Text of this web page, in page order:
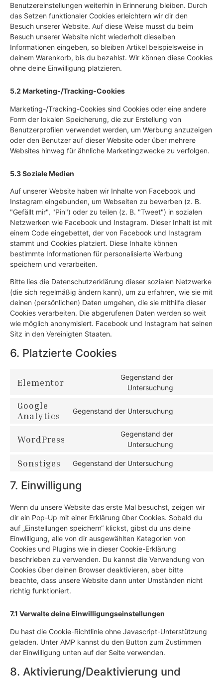
Benutzereinstellungen weiterhin in Erinnerung bleiben. Durch
das Setzen funktionaler Cookies erleichtern wir dir den
Besuch unserer Website. Auf diese Weise musst du beim
Besuch unserer Website nicht wiederholt dieselben
Informationen eingeben, so bleiben Artikel beispielsweise in
deinem Warenkorb, bis du bezahlst. Wir können diese Cookies
ohne deine Einwilligung platzieren.
5.2 Marketing-/Tracking-Cookies
Marketing-/Tracking-Cookies sind Cookies oder eine andere
Form der lokalen Speicherung, die zur Erstellung von
Benutzerprofilen verwendet werden, um Werbung anzuzeigen
oder den Benutzer auf dieser Website oder über mehrere
Websites hinweg für ähnliche Marketingzwecke zu verfolgen.
5.3 Soziale Medien
Auf unserer Website haben wir Inhalte von Facebook und
Instagram eingebunden, um Webseiten zu bewerben (z. B.
"Gefällt mir", "Pin") oder zu teilen (z. B. "Tweet") in sozialen
Netzwerken wie Facebook und Instagram. Dieser Inhalt ist mit
einem Code eingebettet, der von Facebook und Instagram
stammt und Cookies platziert. Diese Inhalte können
bestimmte Informationen für personalisierte Werbung
speichern und verarbeiten.
Bitte lies die Datenschutzerklärung dieser sozialen Netzwerke
(die sich regelmäßig ändern kann), um zu erfahren, wie sie mit
deinen (persönlichen) Daten umgehen, die sie mithilfe dieser
Cookies verarbeiten. Die abgerufenen Daten werden so weit
wie möglich anonymisiert. Facebook und Instagram hat seinen
Sitz in den Vereinigten Staaten.
6. Platzierte Cookies
Elementor
Gegenstand der
Untersuchung
Google
Analytics
Gegenstand der Untersuchung
WordPress
Gegenstand der
Untersuchung
Sonstiges Gegenstand der Untersuchung
7. Einwilligung
Wenn du unsere Website das erste Mal besuchst, zeigen wir
dir ein Pop-Up mit einer Erklärung über Cookies. Sobald du
auf „Einstellungen speichern“ klickst, gibst du uns deine
Einwilligung, alle von dir ausgewählten Kategorien von
Cookies und Plugins wie in dieser Cookie-Erklärung
beschrieben zu verwenden. Du kannst die Verwendung von
Cookies über deinen Browser deaktivieren, aber bitte
beachte, dass unsere Website dann unter Umständen nicht
richtig funktioniert.
7.1 Verwalte deine Einwilligungseinstellungen
Du hast die Cookie-Richtlinie ohne Javascript-Unterstützung
geladen. Unter AMP kannst du den Button zum Zustimmen
der Einwilligung unten auf der Seite verwenden.
8. Aktivierung/Deaktivierung und